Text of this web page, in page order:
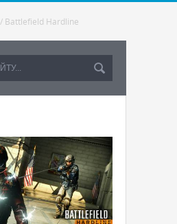
/ Battlefield Hardline